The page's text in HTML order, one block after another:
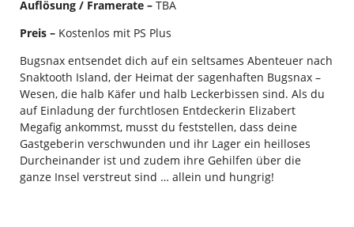
Auflösung / Framerate – TBA
Preis – Kostenlos mit PS Plus
Bugsnax entsendet dich auf ein seltsames Abenteuer nach
Snaktooth Island, der Heimat der sagenhaften Bugsnax –
Wesen, die halb Käfer und halb Leckerbissen sind. Als du
auf Einladung der furchtlosen Entdeckerin Elizabert
Megafig ankommst, musst du feststellen, dass deine
Gastgeberin verschwunden und ihr Lager ein heilloses
Durcheinander ist und zudem ihre Gehilfen über die
ganze Insel verstreut sind … allein und hungrig!